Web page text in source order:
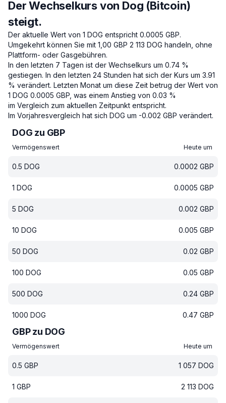
Der Wechselkurs von Dog (Bitcoin)
steigt.
Der aktuelle Wert von 1 DOG entspricht 0.0005 GBP.
Umgekehrt können Sie mit 1,00 GBP 2 113 DOG handeln, ohne
Plattform- oder Gasgebühren.
In den letzten 7 Tagen ist der Wechselkurs um 0.74 %
gestiegen. In den letzten 24 Stunden hat sich der Kurs um 3.91
% verändert. Letzten Monat um diese Zeit betrug der Wert von
1 DOG 0.0005 GBP, was einem Anstieg von 0.03 %
im Vergleich zum aktuellen Zeitpunkt entspricht.
Im Vorjahresvergleich hat sich DOG um -0.002 GBP verändert.
DOG zu GBP
Vermögenswert Heute um
0.5 DOG 0.0002 GBP
1 DOG 0.0005 GBP
5 DOG 0.002 GBP
10 DOG 0.005 GBP
50 DOG 0.02 GBP
100 DOG 0.05 GBP
500 DOG 0.24 GBP
1000 DOG 0.47 GBP
GBP zu DOG
Vermögenswert Heute um
0.5 GBP 1 057 DOG
1 GBP 2 113 DOG